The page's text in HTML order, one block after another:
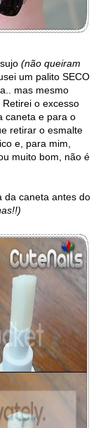
sujo(não queiram
usei um palito SECO
mas mesmo
o excesso
caneta e para o
retirar o esmalte
e, para mim,
muito bom, não é
da caneta antes do